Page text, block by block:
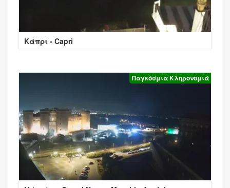
Κάπρι - Capri
Παγκόσμια Κληρονομιά